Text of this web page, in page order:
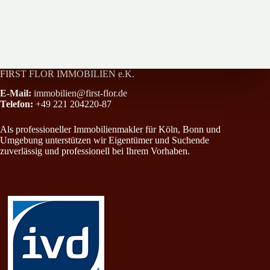
FIRST FLOR IMMOBILIEN e.K.
E-Mail: immobilien@first-flor.de
Telefon: +49 221 204220-87
Als professioneller Immobilienmakler für Köln, Bonn und
Umgebung unterstützen wir Eigentümer und Suchende
zuverlässig und professionell bei Ihrem Vorhaben.